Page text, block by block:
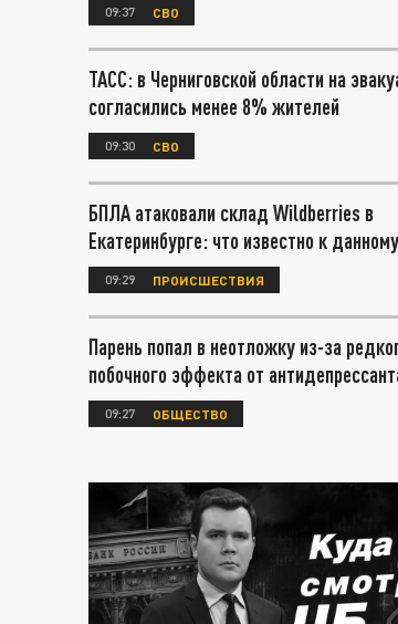
09:37 СВО
ТАСС: в Черниговской области на
согласились менее 8% жителей
09:30 СВО
БПЛА атаковали склад Wildberries в
Екатеринбурге: что известно к
09:29 ПРОИСШЕСТВИЯ
Парень попал в неотложку из-за
побочного эффекта от
09:27 ОБЩЕСТВО